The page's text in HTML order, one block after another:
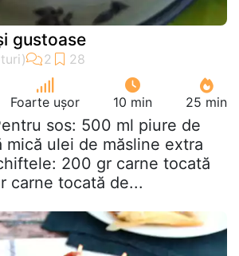
gustoase
Foarte ușor 10 min 25 min
sos: 500 ml piure de
mică ulei de măsline extra
200 gr carne tocată
carne tocată de...